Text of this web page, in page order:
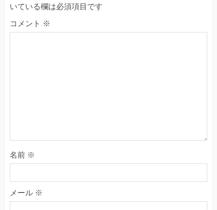
いている欄は必須項目です
コメント ※
名前 ※
メール ※